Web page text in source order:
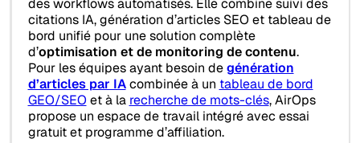
des workflows automatisés. Elle combine suivi des
citations IA, génération d’articles SEO et tableau de
bord unifié pour une solution complète
d’optimisation et de monitoring de contenu.
Pour les équipes ayant besoin degénération
d’articles par IAcombinée à un tableau de bord
GEO/SEO et à la recherche de mots-clés, AirOps
propose un espace de travail intégré avec essai
gratuit et programme d’affiliation.